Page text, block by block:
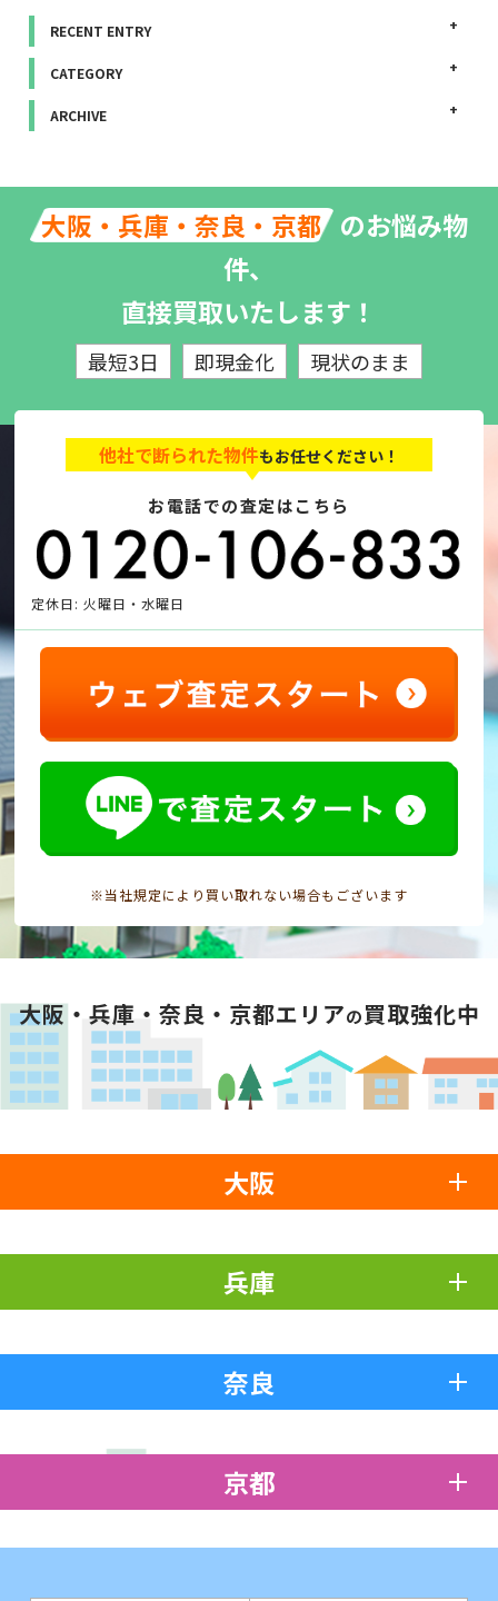
RECENT ENTRY
CATEGORY
ARCHIVE
大阪・兵庫・奈良・京都 のお悩み物
件、
直接買取いたします！
最短3日 即現金化 現状のまま
他社で断られた物件もお任せください！
お電話での査定はこちら
定休日: 火曜日・水曜日
※当社規定により買い取れない場合もございます
大阪・兵庫・奈良・京都エリアの買取強化中
大阪
兵庫
奈良
京都